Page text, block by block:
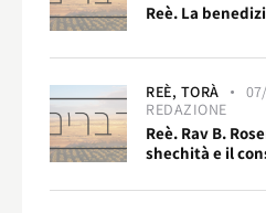
Reè. La
REÈ, TORÀ
REDAZIONE
Reè. Rav B.
shechità e il